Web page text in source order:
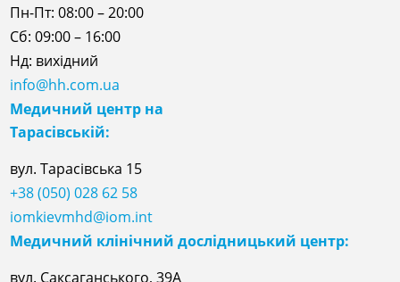
Пн-Пт: 08:00 – 20:00
Сб: 09:00 – 16:00
Нд: вихідний
info@hh.com.ua
Медичний центр на
Тарасівській:
вул. Тарасівська 15
+38 (050) 028 62 58
iomkievmhd@iom.int
Медичний клінічний дослідницький центр:
вул. Саксаганського, 39А